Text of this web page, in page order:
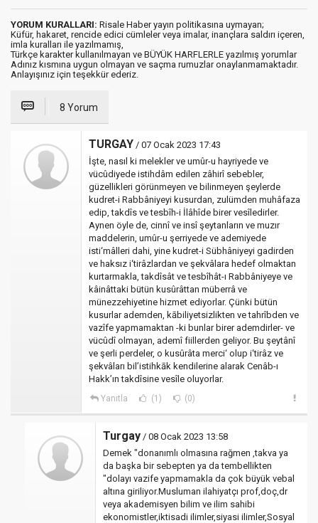
YORUM KURALLARI: Risale Haber yayın politikasına uymayan;
Küfür, hakaret, rencide edici cümleler veya imalar, inançlara saldırı içeren,
imla kuralları ile yazılmamış,
Türkçe karakter kullanılmayan ve BÜYÜK HARFLERLE yazılmış yorumlar
Adınız kısmına uygun olmayan ve saçma rumuzlar onaylanmamaktadır.
Anlayışınız için teşekkür ederiz.
8 Yorum
TURGAY / 07 Ocak 2023 17:43
İşte, nasıl ki melekler ve umûr-u hayriyede ve
vücûdiyede istihdâm edilen zâhirî sebebler,
güzellikleri görünmeyen ve bilinmeyen şeylerde
kudret-i Rabbâniyeyi kusurdan, zulümden muhâfaza
edip, takdîs ve tesbîh-i İlâhîde birer vesîledirler.
Aynen öyle de, cinnî ve insî şeytanların ve muzır
maddelerin, umûr-u şerriyede ve ademiyede
isti‘mâlleri dahi, yine kudret-i Sübhâniyeyi gadirden
ve haksız i‘tirâzlardan ve şekvâlara hedef olmaktan
kurtarmakla, takdîsât ve tesbîhât-ı Rabbâniyeye ve
kâinâttaki bütün kusûrâttan müberrâ ve
münezzehiyetine hizmet ediyorlar. Çünki bütün
kusurlar ademden, kābiliyetsizlikten ve tahrîbden ve
vazîfe yapmamaktan -ki bunlar birer ademdirler- ve
vücûdî olmayan, ademî fiillerden geliyor. Bu şeytânî
ve şerli perdeler, o kusûrâta merci‘ olup i‘tirâz ve
şekvâları bil’istihkāk kendilerine alarak Cenâb-ı
Hakk’ın takdîsine vesîle oluyorlar.
Yanıtla (1) (0)
Turgay / 08 Ocak 2023 13:58
Demek "donanımlı olmasına rağmen ,takva ya
da başka bir sebepten ya da tembellikten
"dolayı vazife yapmamakla da çok büyük vebal
altına giriliyor.Musluman ilahiyatçı prof,doç,dr
veya akademisyen bilim ve ilim sahibi
ekonomistler,iktisadi ilimler,siyasi ilimler,Sosyal